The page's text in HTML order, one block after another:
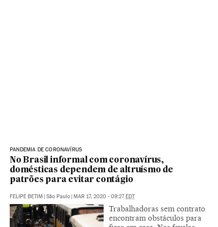
PANDEMIA DE CORONAVÍRUS
No Brasil informal com coronavírus,
domésticas dependem de altruísmo de
patrões para evitar contágio
FELIPE BETIM | São Paulo | MAR 17, 2020 - 09:27EDT
Trabalhadoras sem contrato
encontram obstáculos para